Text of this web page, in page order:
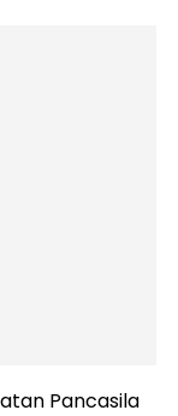
Pancasila